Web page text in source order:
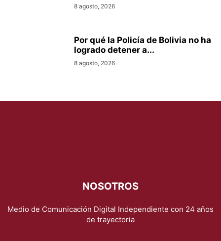
8 agosto, 2026
Por qué la Policía de Bolivia no ha
logrado detener a...
8 agosto, 2026
NOSOTROS
Medio de Comunicación Digital Independiente con 24 años
de trayectoria